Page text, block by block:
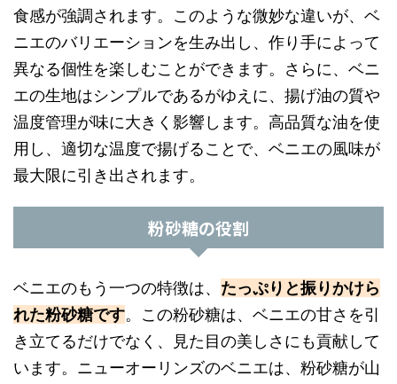
食感が強調されます。このような微妙な違いが、ベ
ニエのバリエーションを生み出し、作り手によって
異なる個性を楽しむことができます。さらに、ベニ
エの生地はシンプルであるがゆえに、揚げ油の質や
温度管理が味に大きく影響します。高品質な油を使
用し、適切な温度で揚げることで、ベニエの風味が
最大限に引き出されます。
粉砂糖の役割
ベニエのもう一つの特徴は、 たっぷりと振りかけら
れた粉砂糖です。この粉砂糖は、ベニエの甘さを引
き立てるだけでなく、見た目の美しさにも貢献して
います。ニューオーリンズのベニエは、粉砂糖が山